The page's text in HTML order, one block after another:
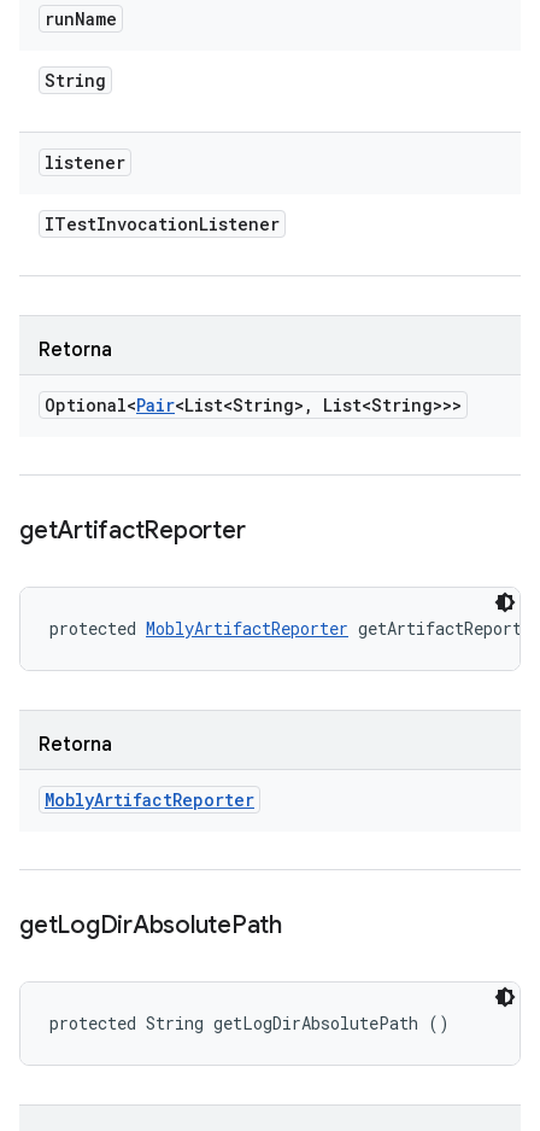
runName
String
listener
ITestInvocationListener
Retorna
Optional<Pair<List<String> , List<String>>>
getArtifactReporter
protected MoblyArtifactReporter
Retorna
MoblyArtifactReporter
getLogDirAbsolutePath
protected String getLogDirAbsolutePath ()